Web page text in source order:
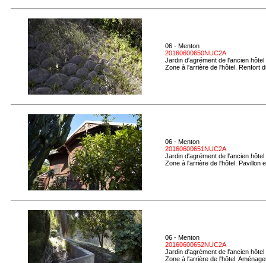
06 - Menton
20160600650NUC2A
Jardin d'agrément de l'ancien
Zone à l'arrière de l'hôtel. Renfort
06 - Menton
20160600651NUC2A
Jardin d'agrément de l'ancien
Zone à l'arrière de l'hôtel. Pavillon
06 - Menton
20160600652NUC2A
Jardin d'agrément de l'ancien
Zone à l'arrière de l'hôtel.